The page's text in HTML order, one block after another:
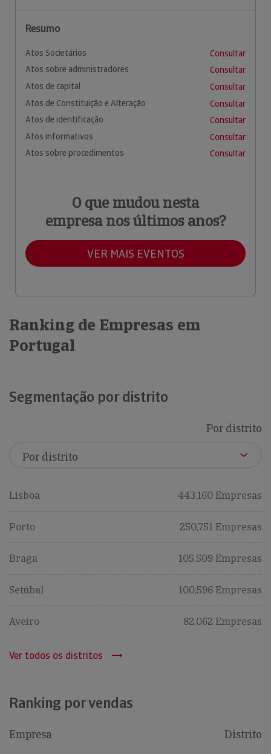
Resumo
Atos Societários
Consultar
Atos sobre administradores
Consultar
Atos de capital
Consultar
Atos de Constituição e Alteração
Consultar
Atos de identificação
Consultar
Atos informativos
Consultar
Atos sobre procedimentos
Consultar
O que mudou nesta
empresa nos últimos anos?
VER MAIS EVENTOS
Ranking de Empresas em
Portugal
Segmentação por distrito
Por distrito
Lisboa 443,160 Empresas
Porto 250,751 Empresas
Braga 105,509 Empresas
Setúbal 100,596 Empresas
Aveiro 82,062 Empresas
Ver todos os distritos
Ranking por vendas
Empresa Distrito